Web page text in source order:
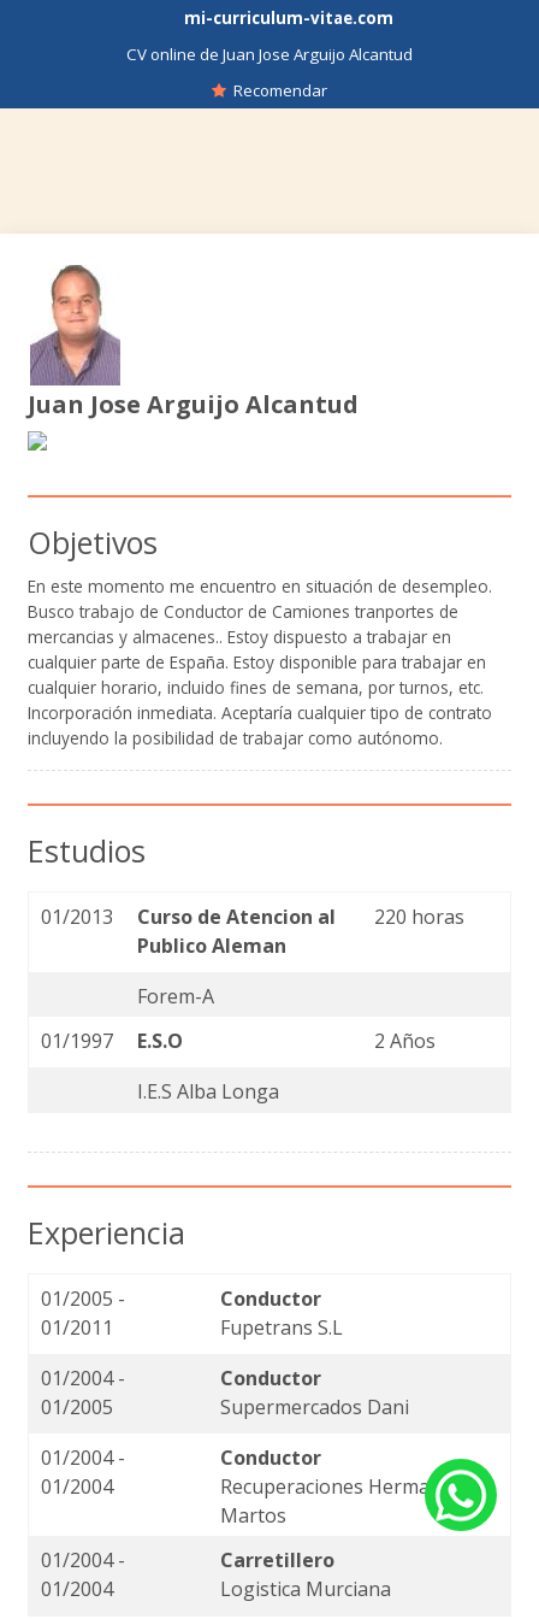
mi-curriculum-vitae.com
CV online de Juan Jose Arguijo Alcantud
Recomendar
Juan Jose Arguijo Alcantud
Objetivos
En este momento me encuentro en situación de desempleo.
Busco trabajo de Conductor de Camiones tranportes de
mercancias y almacenes.. Estoy dispuesto a trabajar en
cualquier parte de España. Estoy disponible para trabajar en
cualquier horario, incluido fines de semana, por turnos, etc.
Incorporación inmediata. Aceptaría cualquier tipo de contrato
incluyendo la posibilidad de trabajar como autónomo.
Estudios
01/2013
Curso de Atencion al
Publico Aleman
220 horas
Forem-A
01/1997
E.S.O
2 Años
I.E.S Alba Longa
Experiencia
01/2005 -
01/2011
Conductor
Fupetrans S.L
01/2004 -
01/2005
Conductor
Supermercados Dani
01/2004 -
01/2004
Conductor
Recuperaciones Hermanos
Martos
01/2004 -
01/2004
Carretillero
Logistica Murciana